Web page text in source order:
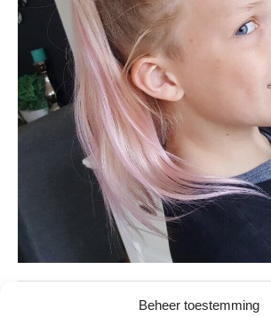
Beheer toestemming
Berichten seizoen 2018-2019